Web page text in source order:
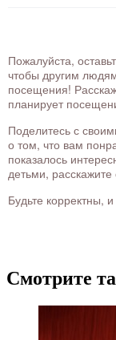
Пожалуйста,
чтобы другим
посещения!
планирует
Поделитесь с
о том, что вам
показалось
детьми,
Будьте корректны,
Смотрите